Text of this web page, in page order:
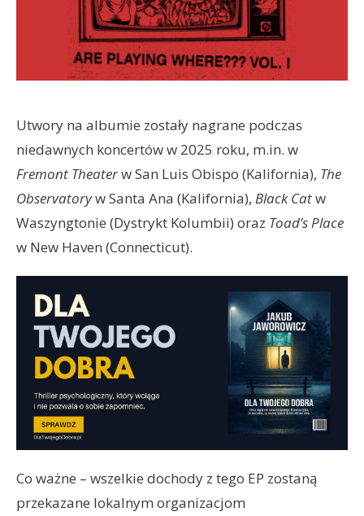
Utwory na albumie zostały nagrane podczas
niedawnych koncertów w 2025 roku, m.in. w
Fremont Theaterw San Luis Obispo (Kalifornia), The
Observatoryw Santa Ana (Kalifornia), Black Catw
Waszyngtonie (Dystrykt Kolumbii) oraz Toad’s Place
w New Haven (Connecticut).
Co ważne – wszelkie dochody z tego EP zostaną
przekazane lokalnym organizacjom